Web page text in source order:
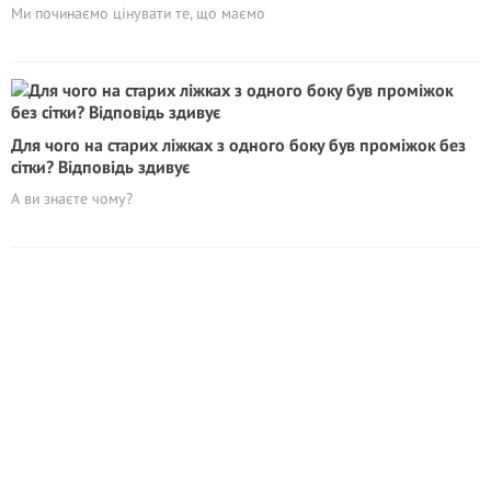
Ми починаємо цінувати те, що маємо
Для чого на старих ліжках з одного боку був проміжок без
сітки? Відповідь здивує
А ви знаєте чому?